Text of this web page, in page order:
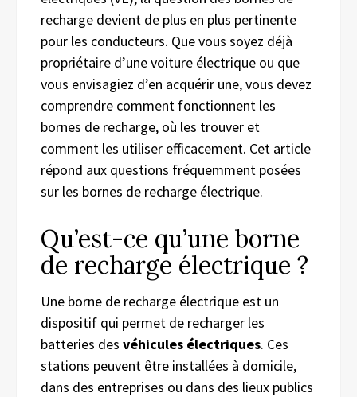
recharge devient de plus en plus pertinente
pour les conducteurs. Que vous soyez déjà
propriétaire d’une voiture électrique ou que
vous envisagiez d’en acquérir une, vous devez
comprendre comment fonctionnent les
bornes de recharge, où les trouver et
comment les utiliser efficacement. Cet article
répond aux questions fréquemment posées
sur les bornes de recharge électrique.
Qu’est-ce qu’une borne
de recharge électrique ?
Une borne de recharge électrique est un
dispositif qui permet de recharger les
batteries des véhicules électriques. Ces
stations peuvent être installées à domicile,
dans des entreprises ou dans des lieux publics